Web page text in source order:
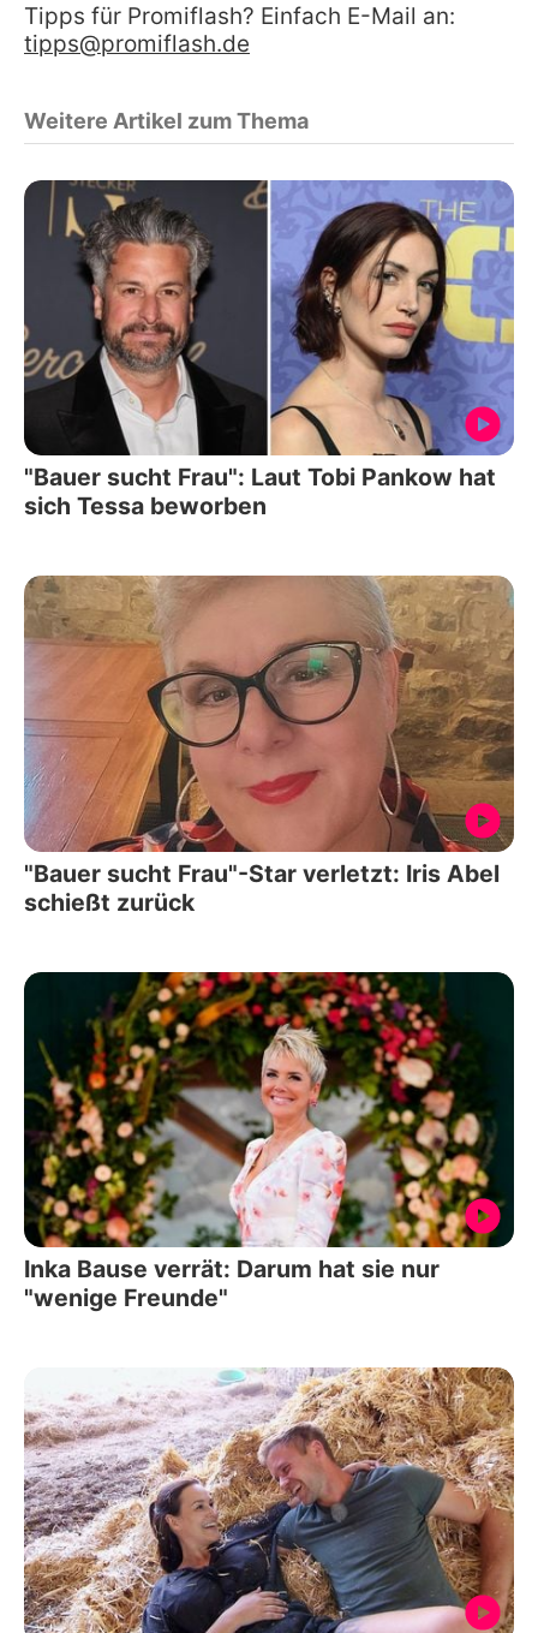
Tipps für Promiflash? Einfach E-Mail an:
tipps@promiflash.de
Weitere Artikel zum Thema
"Bauer sucht Frau": Laut Tobi Pankow hat
sich Tessa beworben
"Bauer sucht Frau"-Star verletzt: Iris Abel
schießt zurück
Inka Bause verrät: Darum hat sie nur
"wenige Freunde"